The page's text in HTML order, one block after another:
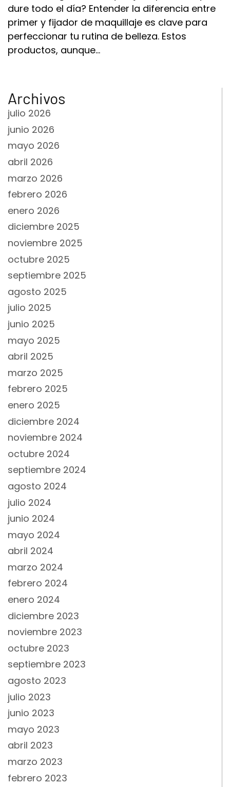
dure todo el día? Entender la diferencia entre
primer y fijador de maquillaje es clave para
perfeccionar tu rutina de belleza. Estos
productos, aunque…
Archivos
julio 2026
junio 2026
mayo 2026
abril 2026
marzo 2026
febrero 2026
enero 2026
diciembre 2025
noviembre 2025
octubre 2025
septiembre 2025
agosto 2025
julio 2025
junio 2025
mayo 2025
abril 2025
marzo 2025
febrero 2025
enero 2025
diciembre 2024
noviembre 2024
octubre 2024
septiembre 2024
agosto 2024
julio 2024
junio 2024
mayo 2024
abril 2024
marzo 2024
febrero 2024
enero 2024
diciembre 2023
noviembre 2023
octubre 2023
septiembre 2023
agosto 2023
julio 2023
junio 2023
mayo 2023
abril 2023
marzo 2023
febrero 2023